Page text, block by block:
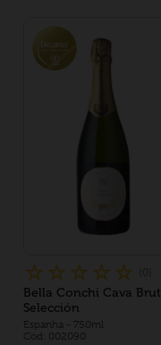
☆ ☆ ☆ ☆ ☆
Bella Conchi Cava Brut
Selección
Espanha - 750ml
Cód: 002090